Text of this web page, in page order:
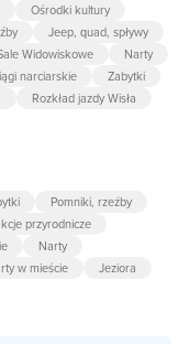
Ośrodki kultury
Jeep, quad, spływy
Widowiskowe
Narty
narciarskie
Zabytki
Rozkład jazdy Wisła
Pomniki, rzeźby
przyrodnicze
Narty
w mieście
Jeziora